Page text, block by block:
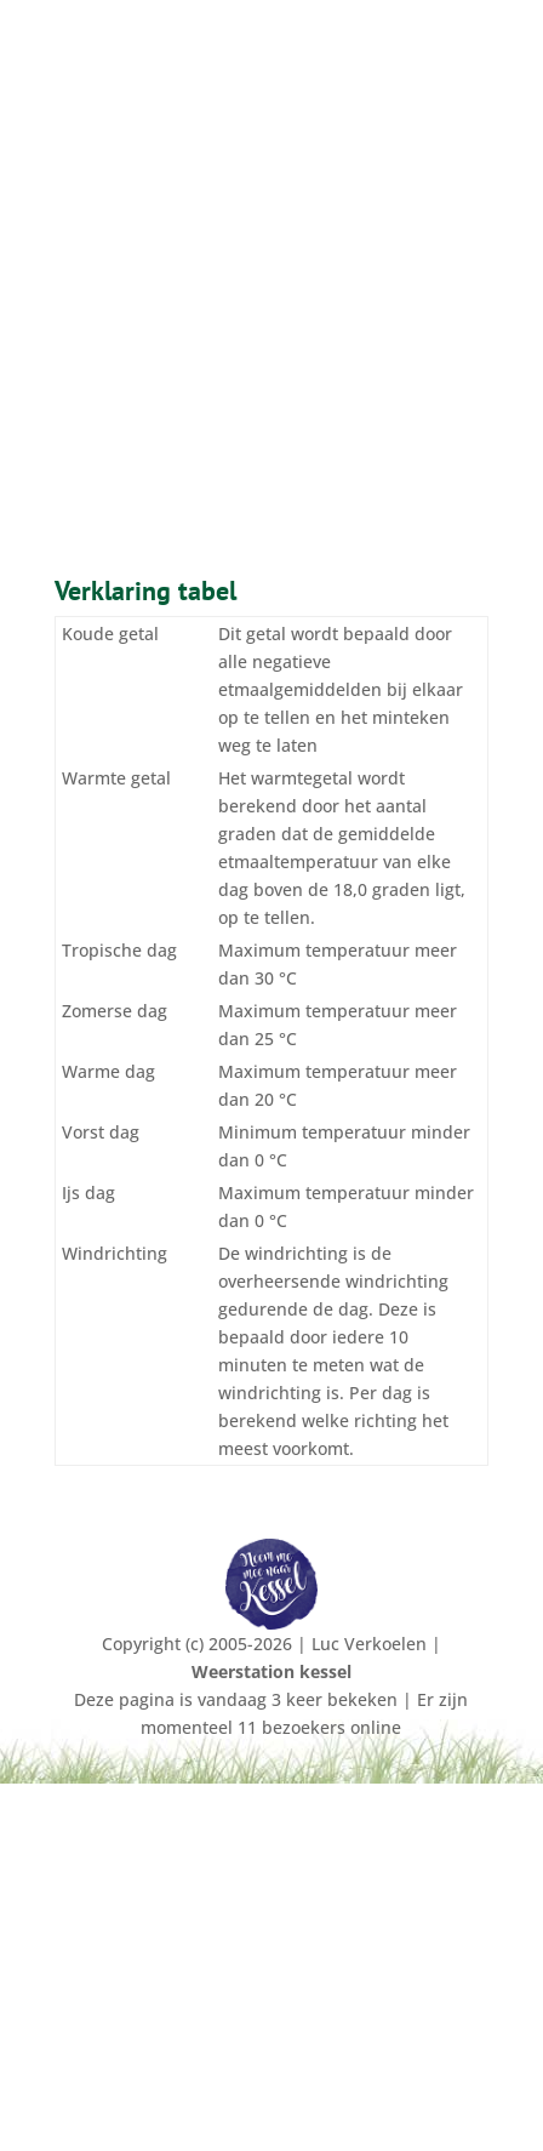
Verklaring tabel
Koude getal
Dit getal wordt bepaald door
alle negatieve
etmaalgemiddelden bij elkaar
op te tellen en het minteken
weg te laten
Warmte getal
Het warmtegetal wordt
berekend door het aantal
graden dat de gemiddelde
etmaaltemperatuur van elke
dag boven de 18,0 graden ligt,
op te tellen.
Tropische dag
Maximum temperatuur meer
dan 30 °C
Zomerse dag
Maximum temperatuur meer
dan 25 °C
Warme dag
Maximum temperatuur meer
dan 20 °C
Vorst dag
Minimum temperatuur minder
dan 0 °C
Ijs dag
Maximum temperatuur minder
dan 0 °C
Windrichting
De windrichting is de
overheersende windrichting
gedurende de dag. Deze is
bepaald door iedere 10
minuten te meten wat de
windrichting is. Per dag is
berekend welke richting het
meest voorkomt.
Copyright (c) 2005-2026 | Luc Verkoelen |
Weerstation kessel
Deze pagina is vandaag 3 keer bekeken | Er zijn
momenteel 11 bezoekers online